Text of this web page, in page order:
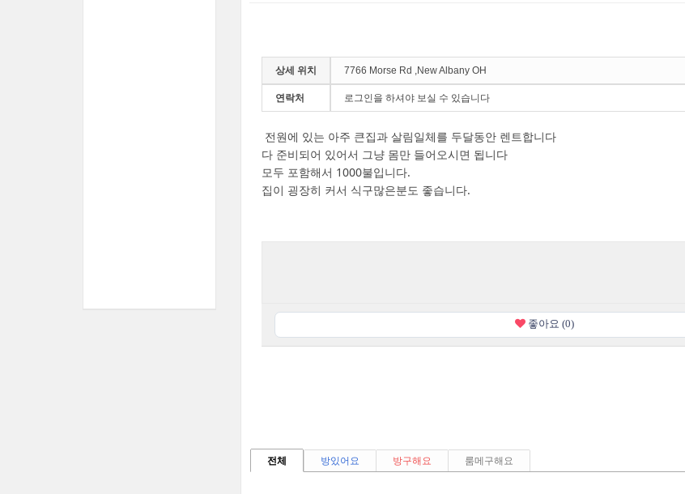
상세 위치 7766 Morse Rd ,New Albany OH
연락처 로그인을 하셔야 보실 수 있습니다
전원에 있는 아주 큰집과 살림일체를 두달동안 렌트합니다
다 준비되어 있어서 그냥 몸만 들어오시면 됩니다
모두 포함해서 1000불입니다.
집이 굉장히 커서 식구많은분도 좋습니다.
좋아요 (0)
전체 방있어요 방구해요 룸메구해요